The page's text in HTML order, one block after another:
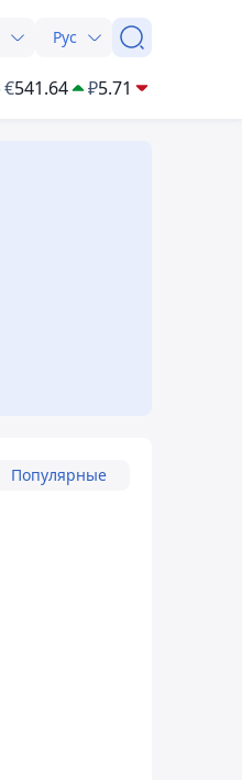
Рус
€541.64 ₽5.71
Популярные